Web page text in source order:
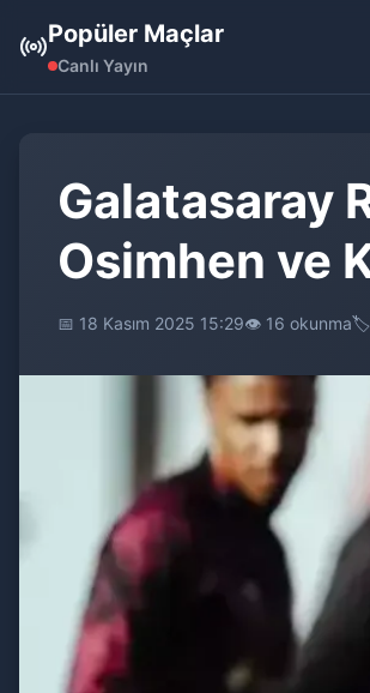
Popüler Maçlar
Canlı Yayın
Galatasaray
Osimhen ve
📅 18 Kasım 2025 15:29👁️ 16 okunma🏷️